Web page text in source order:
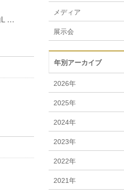
L …
メディア
展示会
年別アーカイブ
2026年
2025年
2024年
2023年
2022年
2021年